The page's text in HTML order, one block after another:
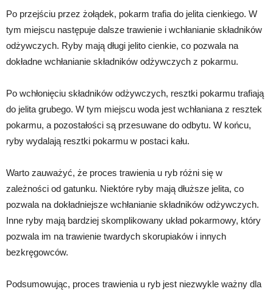
Po przejściu przez żołądek, pokarm trafia do jelita cienkiego. W
tym miejscu następuje dalsze trawienie i wchłanianie składników
odżywczych. Ryby mają długi jelito cienkie, co pozwala na
dokładne wchłanianie składników odżywczych z pokarmu.
Po wchłonięciu składników odżywczych, resztki pokarmu trafiają
do jelita grubego. W tym miejscu woda jest wchłaniana z resztek
pokarmu, a pozostałości są przesuwane do odbytu. W końcu,
ryby wydalają resztki pokarmu w postaci kału.
Warto zauważyć, że proces trawienia u ryb różni się w
zależności od gatunku. Niektóre ryby mają dłuższe jelita, co
pozwala na dokładniejsze wchłanianie składników odżywczych.
Inne ryby mają bardziej skomplikowany układ pokarmowy, który
pozwala im na trawienie twardych skorupiaków i innych
bezkręgowców.
Podsumowując, proces trawienia u ryb jest niezwykle ważny dla